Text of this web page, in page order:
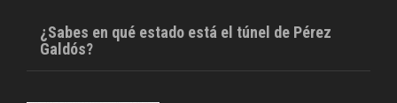
¿Sabes en qué estado está el túnel de Pérez
Galdós?